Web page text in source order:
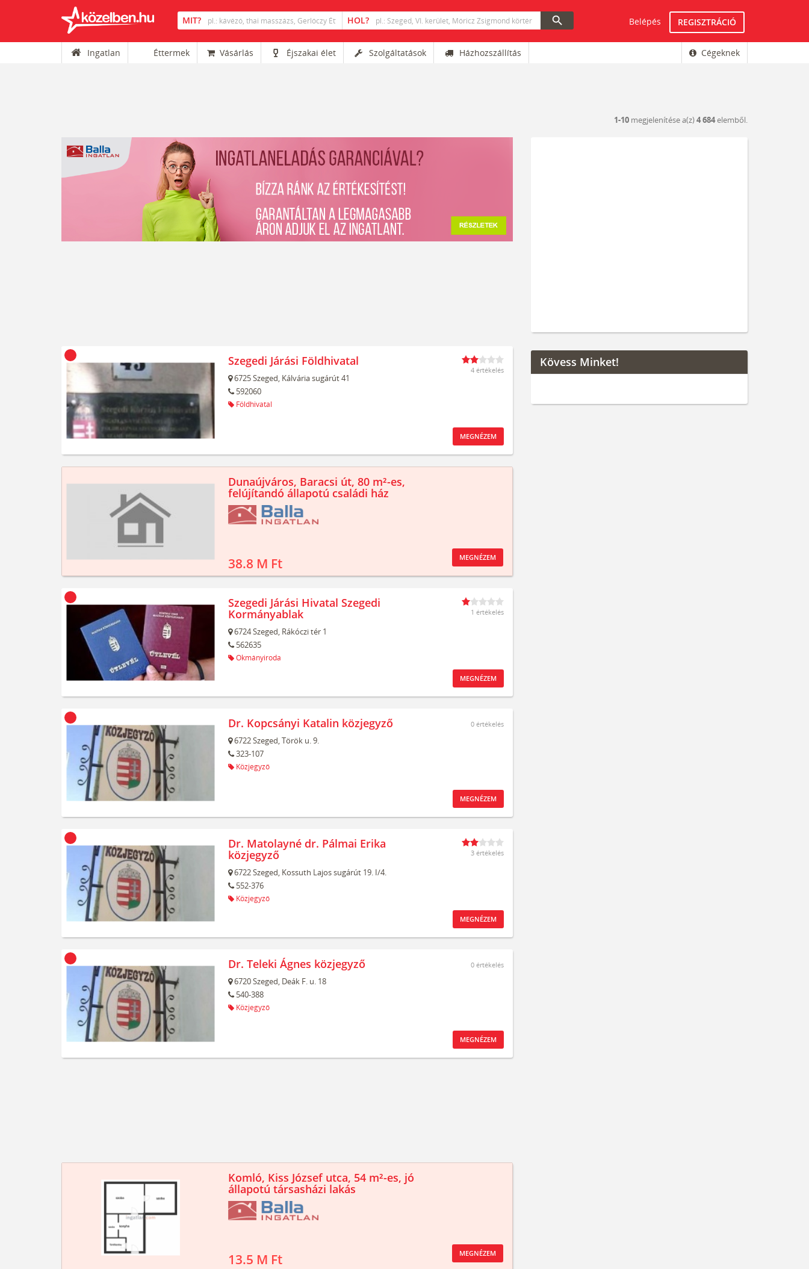
search Belépés REGISZTRÁCIÓ
Ingatlan Éttermek Vásárlás Éjszakai élet Szolgáltatások Házhozszállítás Cégeknek
1-10 megjelenítése a(z)4 684elemből.
Szegedi Járási Földhivatal
6725Szeged, Kálvária sugárút 41
592060
Földhivatal
4 értékelés
MEGNÉZEM
Dunaújváros, Baracsi út, 80 m²-es,
felújítandó állapotú családi ház
38.8 M Ft MEGNÉZEM
Szegedi Járási Hivatal Szegedi
Kormányablak
6724Szeged, Rákóczi tér 1
562635
Okmányiroda
1 értékelés
MEGNÉZEM
Dr. Kopcsányi Katalin közjegyző
6722Szeged,Török u. 9.
323-107
Közjegyző
0 értékelés
MEGNÉZEM
Dr. Matolayné dr. Pálmai Erika
közjegyző
6722Szeged, Kossuth Lajos sugárút 19. I/4.
552-376
Közjegyző
3 értékelés
MEGNÉZEM
Dr. Teleki Ágnes közjegyző
6720Szeged, Deák F. u. 18
540-388
Közjegyző
0 értékelés
MEGNÉZEM
Komló, Kiss József utca, 54 m²-es, jó
állapotú társasházi lakás
13.5 M Ft MEGNÉZEM
Kövess Minket!